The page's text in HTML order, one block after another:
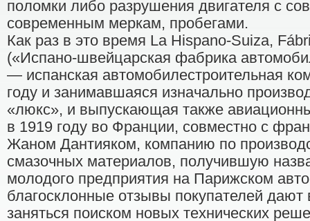
поломки либо разрушения двигателя с
современным меркам, пробегами.
Как раз в это время La Hispano-Suiza,
(«Испано-швейцарская фабрика
— испанская автомобилестроительная
году и занимавшаяся изначально
«люкс», и выпускающая также
в 1919 году во Франции, совместно с
Жаном Дантияком, компанию по
смазочных материалов, получившую
молодого предприятия на Парижском
благосклонные отзывы покупателей
заняться поиском новых технических